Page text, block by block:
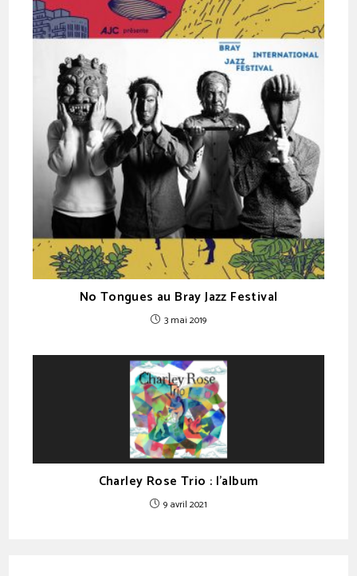
No Tongues au Bray Jazz Festival
3 mai 2019
Charley Rose Trio : l’album
9 avril 2021